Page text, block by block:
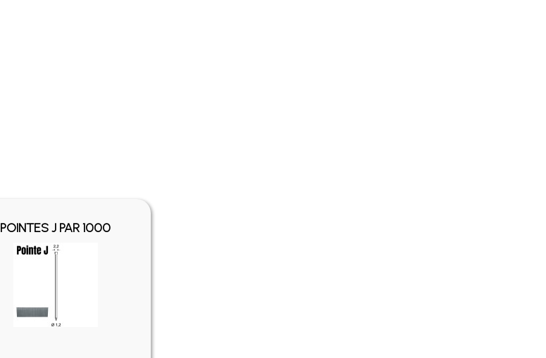
POINTES J PAR 1000